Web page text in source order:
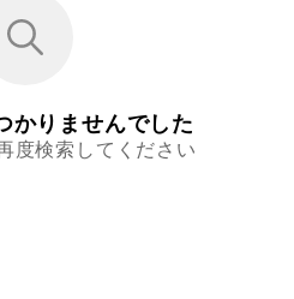
かりませんでした
度検索してください